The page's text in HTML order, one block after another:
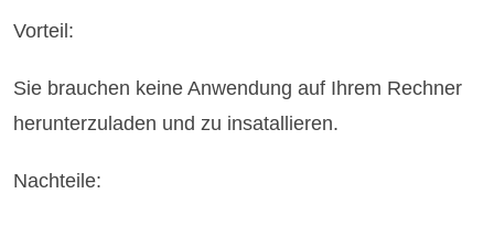
Vorteil:
Sie brauchen keine Anwendung auf Ihrem Rechner
herunterzuladen und zu insatallieren.
Nachteile: